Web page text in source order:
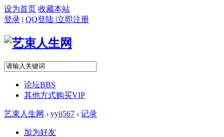
设为首页 收藏本站
登录 | QQ登陆 |立即注册
论坛BBS
其他方式购买VIP
艺束人生网 › yyjj567 › 记录
加为好友